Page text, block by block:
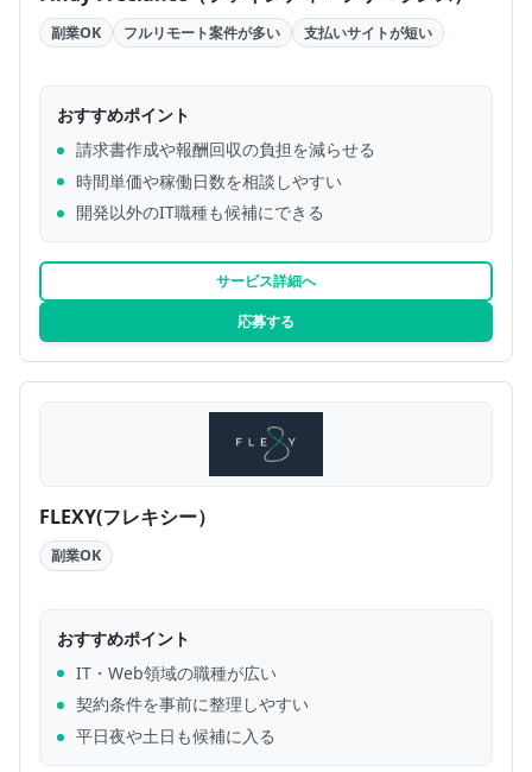
副業OK フルリモート案件が多い 支払いサイトが短い
おすすめポイント
請求書作成や報酬回収の負担を減らせる
時間単価や稼働日数を相談しやすい
開発以外のIT職種も候補にできる
サービス詳細へ
応募する
FLEXY(フレキシー）
副業OK
おすすめポイント
IT・Web領域の職種が広い
契約条件を事前に整理しやすい
平日夜や土日も候補に入る